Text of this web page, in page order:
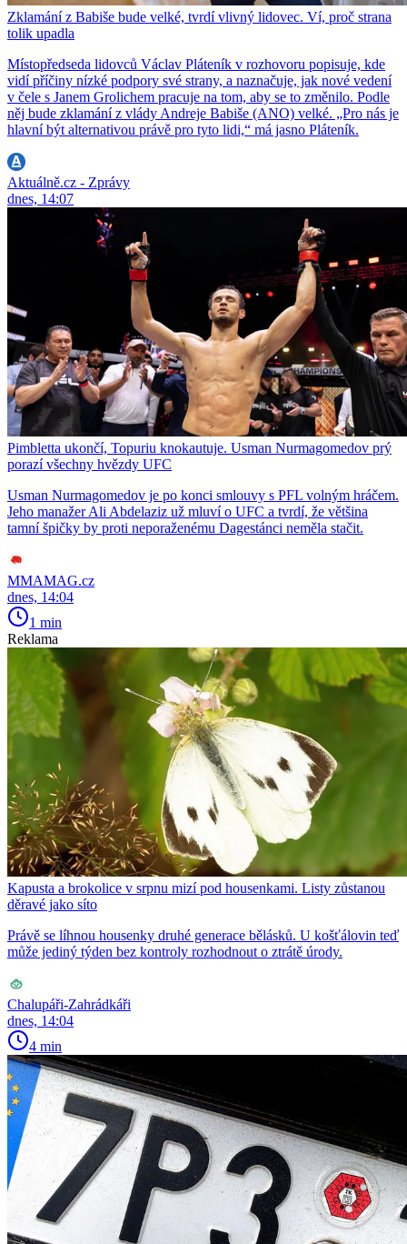
Zklamání z Babiše bude velké, tvrdí vlivný lidovec. Ví, proč strana
tolik upadla
Místopředseda lidovců Václav Pláteník v rozhovoru popisuje, kde
vidí příčiny nízké podpory své strany, a naznačuje, jak nové vedení
v čele s Janem Grolichem pracuje na tom, aby se to změnilo. Podle
něj bude zklamání z vlády Andreje Babiše (ANO) velké. „Pro nás je
hlavní být alternativou právě pro tyto lidi,“ má jasno Pláteník.
Aktuálně.cz - Zprávy
dnes, 14:07
Pimbletta ukončí, Topuriu knokautuje. Usman Nurmagomedov prý
porazí všechny hvězdy UFC
Usman Nurmagomedov je po konci smlouvy s PFL volným hráčem.
Jeho manažer Ali Abdelaziz už mluví o UFC a tvrdí, že většina
tamní špičky by proti neporaženému Dagestánci neměla stačit.
MMAMAG.cz
dnes, 14:04
1 min
Reklama
Kapusta a brokolice v srpnu mizí pod housenkami. Listy zůstanou
děravé jako síto
Právě se líhnou housenky druhé generace bělásků. U košťálovin teď
může jediný týden bez kontroly rozhodnout o ztrátě úrody.
Chalupáři-Zahrádkáři
dnes, 14:04
4 min